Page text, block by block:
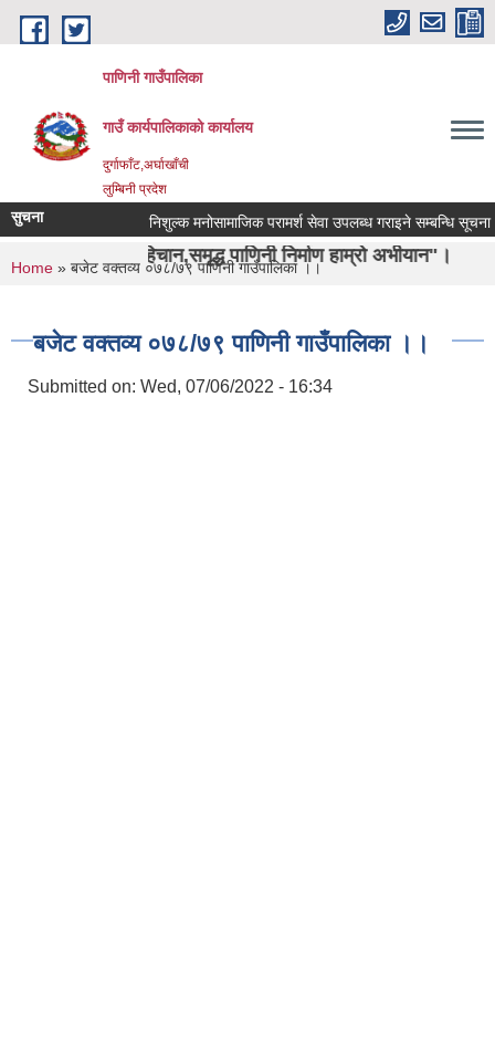
Skip to main content
पाणिनी गाउँपालिका
गाउँ कार्यपालिकाको कार्यालय
दुर्गाफाँट,अर्घाखाँची
लुम्बिनी प्रदेश
पहिचान,समृद्ध पाणिनी निर्माण हाम्रो अभीयान"।
सुचना निशुल्क मनोसामाजिक परामर्श सेवा उपलब्ध गराइने सम्बन्धि सूचना ।
You are here
Home » बजेट वक्तव्य ०७८/७९ पाणिनी गाउँपालिका ।।
बजेट वक्तव्य ०७८/७९ पाणिनी गाउँपालिका ।।
Submitted on: Wed, 07/06/2022 - 16:34